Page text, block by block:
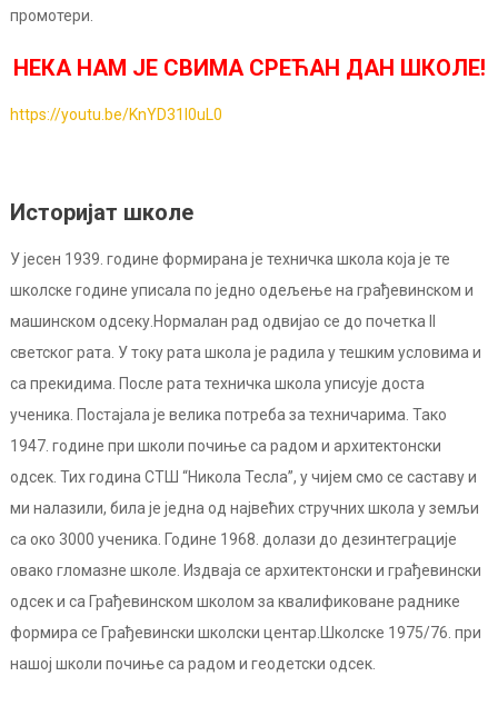
промотери.
НЕКА НАМ ЈЕ СВИМА СРЕЋАН ДАН ШКОЛЕ!
https://youtu.be/KnYD31l0uL0
Историјат школе
У јесен 1939. године формирана је техничка школа која је те
школске године уписала по једно одељење на грађевинском и
машинском одсеку.Нормалан рад одвијао се до почетка II
светског рата. У току рата школа је радила у тешким условима и
са прекидима. После рата техничка школа уписује доста
ученика. Постајала је велика потреба за техничарима. Тако
1947. године при школи почиње са радом и архитектонски
одсек. Тих година СТШ “Никола Тесла”, у чијем смо се саставу и
ми налазили, била је једна од највећих стручних школа у земљи
са око 3000 ученика. Године 1968. долази до дезинтеграције
овако гломазне школе. Издваја се архитектонски и грађевински
одсек и са Грађевинском школом за квалификоване раднике
формира се Грађевински школски центар.Школске 1975/76. при
нашој школи почиње са радом и геодетски одсек.